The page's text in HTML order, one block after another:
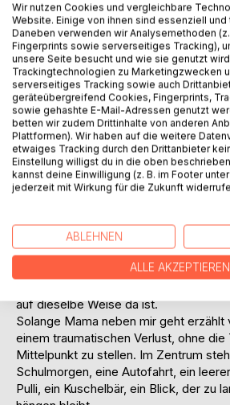
Arthur Quinn ist elf Jahre alt, als sein
Haus weitergehen soll. Neue Schule,
Regeln, neue Menschen am
Nora sorgen für ihn, legen Brotdosen
Schule, warten an der Hecke und
Nähe funktioniert, wenn ein Kind
Arthur spricht fast nicht mehr.
Nur mit Mama spricht er.
Für ihn ist sie da: am Bett, im Flur, in
kleinen Bären, der seinen Weg verliert
manchmal selbst nicht wissen, was
sich an dieser Stimme fest. Sie ist
Zuflucht. Zugleich beginnt der Roman
auf dieselbe Weise da ist.
Solange Mama neben mir geht erzählt
einem traumatischen Verlust, ohne die
Mittelpunkt zu stellen. Im Zentrum
Schulmorgen, eine Autofahrt, ein
Pulli, ein Kuschelbär, ein Blick, der zu
Wir nutzen Cookies und vergleichbare
Website. Einige von ihnen sind essenziell
Daneben verwenden wir Analysemethoden
Fingerprints sowie serverseitiges Tracking),
unsere Seite besucht und wie sie genutzt
Trackingtechnologien zu Marketingzwecken
serverseitiges Tracking sowie auch
geräteübergreifend Cookies, Fingerprints,
sowie gehashte E-Mail-Adressen genutzt
betten wir zudem Drittinhalte von anderen
Plattformen). Wir haben auf die weitere
etwaiges Tracking durch den Drittanbieter
Einstellung willigst du in die oben
kannst deine Einwilligung (z. B. im Footer
jederzeit mit Wirkung für die Zukunft
ABLEHNEN
ALLE AKZEPTIEREN